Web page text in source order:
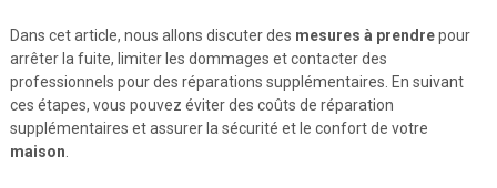
Dans cet article, nous allons discuter des mesures à prendrepour
arrêter la fuite, limiter les dommages et contacter des
professionnels pour des réparations supplémentaires. En suivant
ces étapes, vous pouvez éviter des coûts de réparation
supplémentaires et assurer la sécurité et le confort de votre
maison